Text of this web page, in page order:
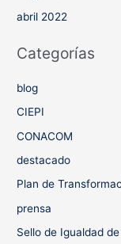
abril 2022
Categorías
blog
CIEPI
CONACOM
destacado
Plan de
prensa
Sello de Igualdad